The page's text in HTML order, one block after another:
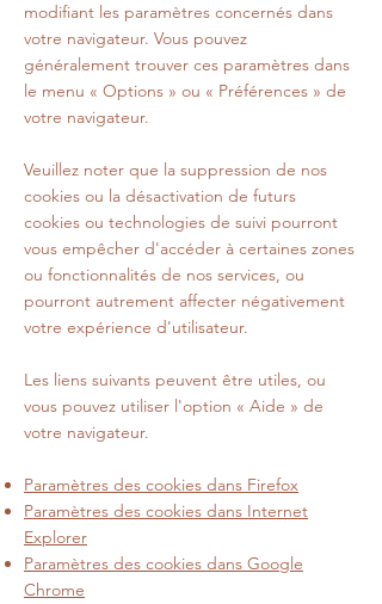
modifiant les paramètres concernés dans
votre navigateur. Vous pouvez
généralement trouver ces paramètres dans
le menu « Options » ou « Préférences » de
votre navigateur.
Veuillez noter que la suppression de nos
cookies ou la désactivation de futurs
cookies ou technologies de suivi pourront
vous empêcher d'accéder à certaines zones
ou fonctionnalités de nos services, ou
pourront autrement affecter négativement
votre expérience d'utilisateur.
Les liens suivants peuvent être utiles, ou
vous pouvez utiliser l'option « Aide » de
votre navigateur.
Paramètres des cookies dans Firefox
Paramètres des cookies dans Internet
Explorer
Paramètres des cookies dans Google
Chrome